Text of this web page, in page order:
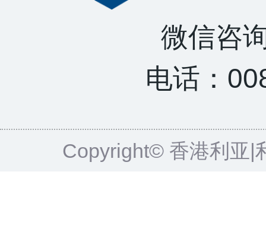
微信咨
电话：
Copyright© 香港利亚|